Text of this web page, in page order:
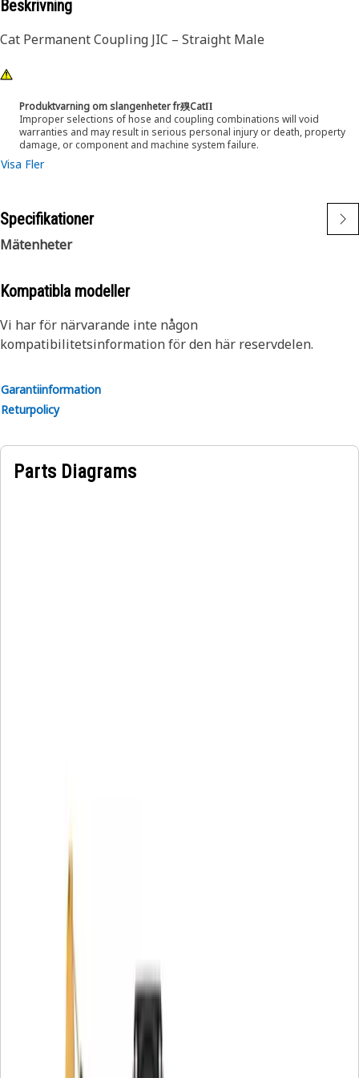
Beskrivning
Cat Permanent Coupling JIC – Straight Male
Produktvarning om slangenheter fr殠CatΠ
Improper selections of hose and coupling combinations will void
warranties and may result in serious personal injury or death, property
damage, or component and machine system failure.
Visa Fler
Specifikationer
Mätenheter
Kompatibla modeller
Vi har för närvarande inte någon
kompatibilitetsinformation för den här reservdelen.
Garantiinformation
Returpolicy
Parts Diagrams